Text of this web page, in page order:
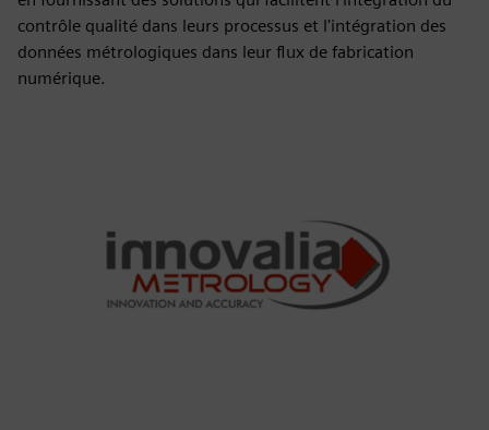
contrôle qualité dans leurs processus et l'intégration des
données métrologiques dans leur flux de fabrication
numérique.